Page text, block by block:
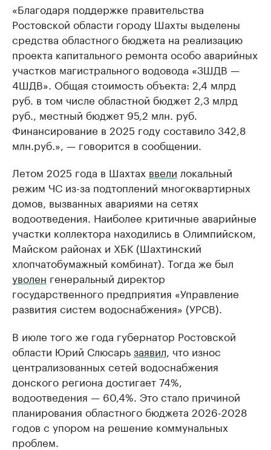
«Благодаря поддержке правительства
Ростовской области городу Шахты выделены
средства областного бюджета на реализацию
проекта капитального ремонта особо аварийных
участков магистрального водовода «3ШДВ —
4ШДВ». Общая стоимость объекта: 2,4 млрд
руб. в том числе областной бюджет 2,3 млрд
руб., местный бюджет 95,2 млн. руб.
Финансирование в 2025 году составило 342,8
млн.руб.», — говорится в сообщении.
Летом 2025 года в Шахтах ввели локальный
режим ЧС из-за подтоплений многоквартирных
домов, вызванных авариями на сетях
водоотведения. Наиболее критичные аварийные
участки коллектора находились в Олимпийском,
Майском районах и ХБК (Шахтинский
хлопчатобумажный комбинат). Тогда же был
уволен генеральный директор
государственного предприятия «Управление
развития систем водоснабжения» (УРСВ).
В июле того же года губернатор Ростовской
области Юрий Слюсарьзаявил , что износ
централизованных сетей водоснабжения
донского региона достигает 74%,
водоотведения — 60,4%. Это стало причиной
планирования областного бюджета 2026-2028
годов с упором на решение коммунальных
проблем.